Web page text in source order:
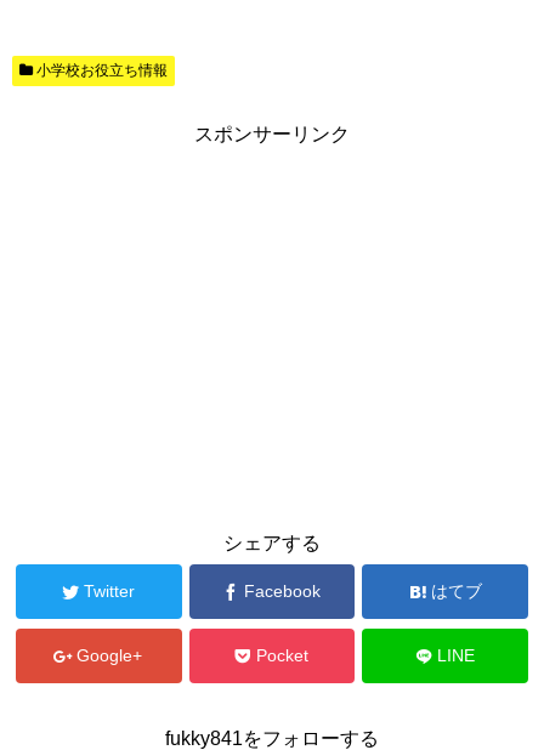
小学校お役立ち情報
スポンサーリンク
シェアする
Twitter Facebook はてブ
Google+ Pocket LINE
fukky841をフォローする